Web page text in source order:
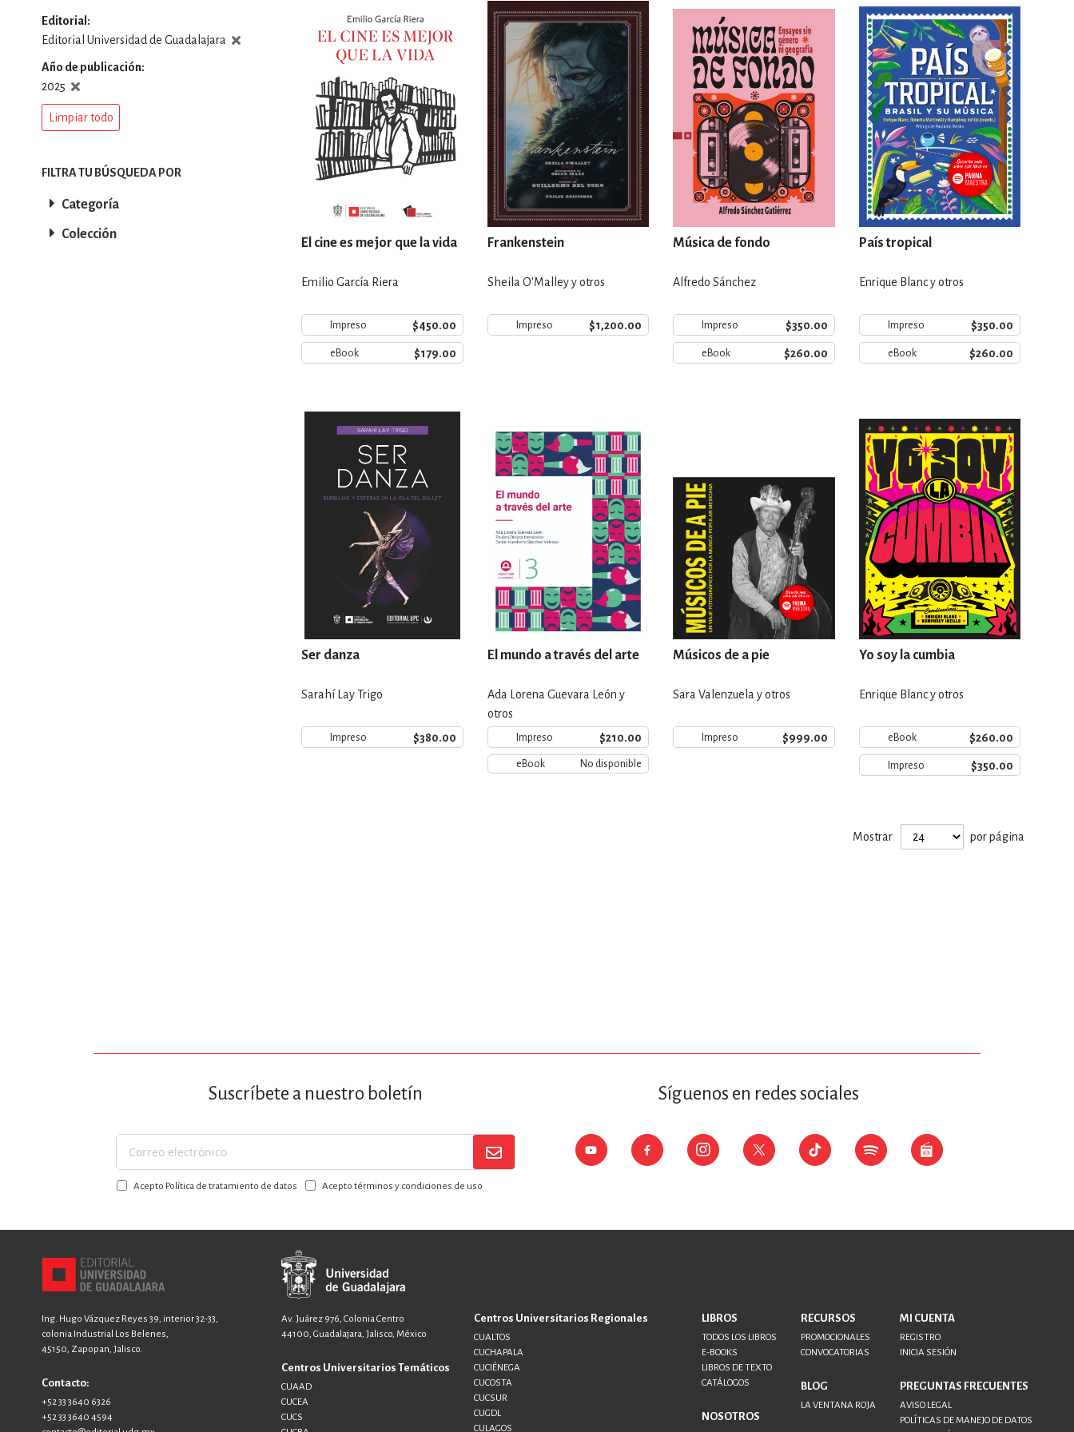
DEPORTES Y ACTIVIDADES DE OCIO AL AIRE LIBRE DERECHO
ECONOMÍA, FINANZAS, EMPRESA Y GESTIÓN
ESTILOS DE VIDA, AFICIONES Y OCIO FICCIÓN Y TEMAS AFINES
FILOSOFÍA Y RELIGIÓN HISTORIA Y ARQUEOLOGÍA
INFANTILES, JUVENILES Y DIDÁCTICOS LENGUAJE Y LINGÜÍSTICA
MATEMÁTICAS Y CIENCIAS MEDICINA, ENFERMERÍA, VETERINARIA
NOVELA GRÁFICA, LIBROS DE CÓMICS, DIBUJOS ANIMADOS
SALUD, RELACIONES Y DESARROLLO PERSONAL
SOCIEDAD Y CIENCIAS SOCIALES
TECNOLOGÍA, INGENIERÍA, AGRICULTURA
El cine es mejor que la vida
Emilio García Riera
Impreso $450.00
eBook $179.00
Frankenstein
Sheila O'Malley y otros
Impreso $1,200.00
Música de fondo
Alfredo Sánchez
Impreso $350.00
eBook $260.00
País tropical
Enrique Blanc y otros
Impreso $350.00
eBook $260.00
Ser danza
Sarahí Lay Trigo
Impreso $380.00
El mundo a través del arte
Ada Lorena Guevara León y
otros
Impreso $210.00
eBook No disponible
Músicos de a pie
Sara Valenzuela y otros
Impreso $999.00
Yo soy la cumbia
Enrique Blanc y otros
eBook $260.00
Impreso $350.00
Mostrar por página
Editorial
Editorial Universidad de Guadalajara
Año de publicación
2025
Limpiar todo
FILTRA TU BÚSQUEDA POR
Categoría
Colección
Suscríbete a nuestro boletín
Suscríbase
a
nuestroAcepto Política de tratamiento de datos Acepto términos y condiciones de uso
Síguenos en redes sociales
Ing. Hugo Vázquez Reyes 39, interior 32-33,
colonia Industrial Los Belenes,
45150, Zapopan, Jalisco.
Contacto:
+52 33 3640 6326
+52 33 3640 4594
Av. Juárez 976, Colonia Centro
44100, Guadalajara, Jalisco, México
Centros Universitarios Temáticos
CUAAD
CUCEA
CUCS
Centros Universitarios Regionales
CUALTOS
CUCHAPALA
CUCIÉNEGA
CUCOSTA
CUCSUR
CUGDL
CULAGOS
LIBROS
TODOS LOS LIBROS
E-BOOKS
LIBROS DE TEXTO
CATÁLOGOS
NOSOTROS
RECURSOS
PROMOCIONALES
CONVOCATORIAS
BLOG
LA VENTANA ROJA
MI CUENTA
REGISTRO
INICIA SESIÓN
PREGUNTAS FRECUENTES
AVISO LEGAL
POLÍTICAS DE MANEJO DE DATOS